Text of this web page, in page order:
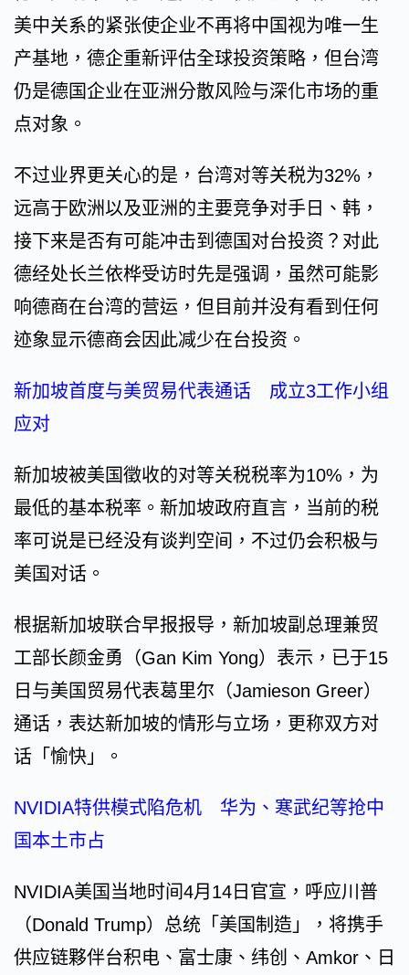
美中关系的紧张使企业不再将中国视为唯一生
产基地，德企重新评估全球投资策略，但台湾
仍是德国企业在亚洲分散风险与深化市场的重
点对象。
不过业界更关心的是，台湾对等关税为32%，
远高于欧洲以及亚洲的主要竞争对手日、韩，
接下来是否有可能冲击到德国对台投资？对此
德经处长兰依桦受访时先是强调，虽然可能影
响德商在台湾的营运，但目前并没有看到任何
迹象显示德商会因此减少在台投资。
新加坡首度与美贸易代表通话 成立3工作小组
应对
新加坡被美国徵收的对等关税税率为10%，为
最低的基本税率。新加坡政府直言，当前的税
率可说是已经没有谈判空间，不过仍会积极与
美国对话。
根据新加坡联合早报报导，新加坡副总理兼贸
工部长颜金勇（Gan Kim Yong）表示，已于15
日与美国贸易代表葛里尔（Jamieson Greer）
通话，表达新加坡的情形与立场，更称双方对
话「愉快」。
NVIDIA特供模式陷危机 华为、寒武纪等抢中
国本土市占
NVIDIA美国当地时间4月14日官宣，呼应川普
（Donald Trump）总统「美国制造」，将携手
供应链夥伴台积电、富士康、纬创、Amkor、日